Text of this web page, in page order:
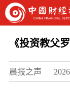
《投资教父
晨报之声